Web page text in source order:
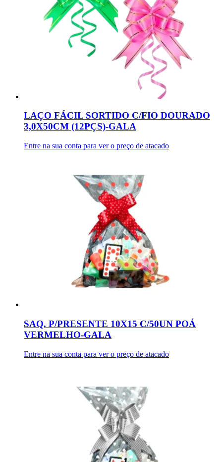
LAÇO FÁCIL SORTIDO C/FIO DOURADO
3,0X50CM (12PÇS)-GALA
Entre na sua conta para ver o preço de atacado
SAQ. P/PRESENTE 10X15 C/50UN POÁ
VERMELHO-GALA
Entre na sua conta para ver o preço de atacado